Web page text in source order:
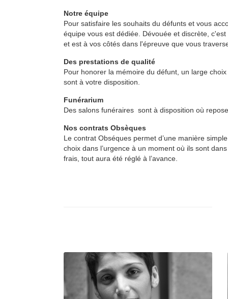
Notre équipe
Pour satisfaire les souhaits du défunts et vous
équipe vous est dédiée. Dévouée et discrète,
et est à vos côtés dans l'épreuve que vous
Des prestations de qualité
Pour honorer la mémoire du défunt, un large
sont à votre disposition.
Funérarium
Des salons funéraires sont à disposition où
Nos contrats Obsèques
Le contrat Obséques permet d’une manière
choix dans l’urgence à un moment où ils sont
frais, tout aura été réglé à l’avance.